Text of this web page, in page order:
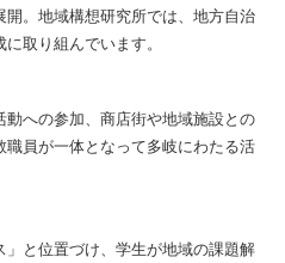
。地域構想研究所では、地方自治
取り組んでいます。
への参加、商店街や地域施設との
員が一体となって多岐にわたる活
と位置づけ、学生が地域の課題解